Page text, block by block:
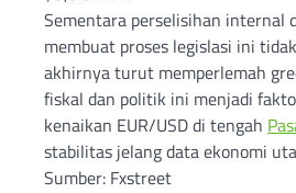
Sementara perselisihan internal
membuat proses legislasi ini
akhirnya turut memperlemah
fiskal dan politik ini menjadi
kenaikan EUR/USD di tengah
stabilitas jelang data ekonomi
Sumber: Fxstreet